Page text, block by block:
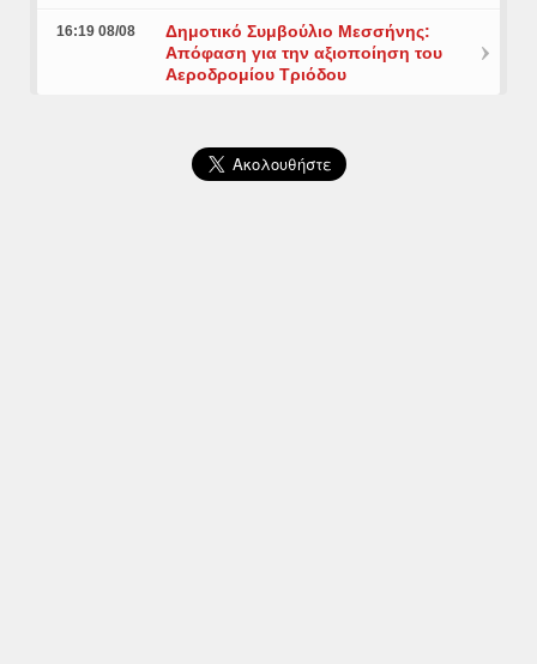
16:19 08/08
Δημοτικό Συμβούλιο Μεσσήνης:
Απόφαση για την αξιοποίηση του
Αεροδρομίου Τριόδου